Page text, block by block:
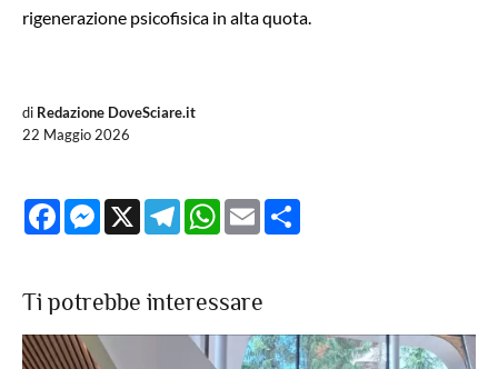
rigenerazione psicofisica in alta quota.
di Redazione DoveSciare.it
22 Maggio 2026
FacebookMessenger
X TelegramWhatsApp
Email
Ti potrebbe interessare